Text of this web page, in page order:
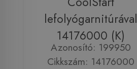
lefolyógarnitúrával
14176000 (K)
Azonosító: 199950
Cikkszám: 14176000